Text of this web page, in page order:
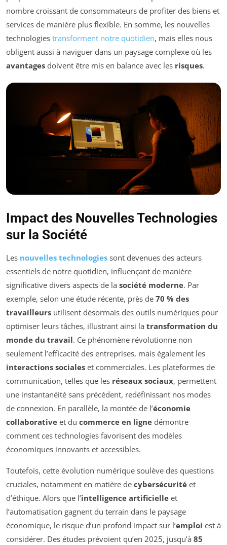
nombre croissant de consommateurs de profiter des biens et
services de manière plus flexible. En somme, les nouvelles
technologies transforment notre quotidien, mais elles nous
obligent aussi à naviguer dans un paysage complexe où les
avantages doivent être mis en balance avec les risques.
Impact des Nouvelles Technologies
sur la Société
Les nouvelles technologies sont devenues des acteurs
essentiels de notre quotidien, influençant de manière
significative divers aspects de la société moderne. Par
exemple, selon une étude récente, près de 70 % des
travailleurs utilisent désormais des outils numériques pour
optimiser leurs tâches, illustrant ainsi la transformation du
monde du travail. Ce phénomène révolutionne non
seulement l’efficacité des entreprises, mais également les
interactions sociales et commerciales. Les plateformes de
communication, telles que les réseaux sociaux, permettent
une instantanéité sans précédent, redéfinissant nos modes
de connexion. En parallèle, la montée de l’économie
collaborative et du commerce en ligne démontre
comment ces technologies favorisent des modèles
économiques innovants et accessibles.
Toutefois, cette évolution numérique soulève des questions
cruciales, notamment en matière de cybersécurité et
d’éthique. Alors que l’intelligence artificielle et
l’automatisation gagnent du terrain dans le paysage
économique, le risque d’un profond impact sur l’emploi est à
considérer. Des études prévoient qu’en 2025, jusqu’à 85